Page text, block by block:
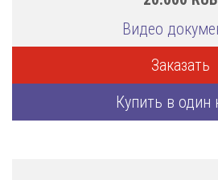
Видео
Заказать
Купить в один